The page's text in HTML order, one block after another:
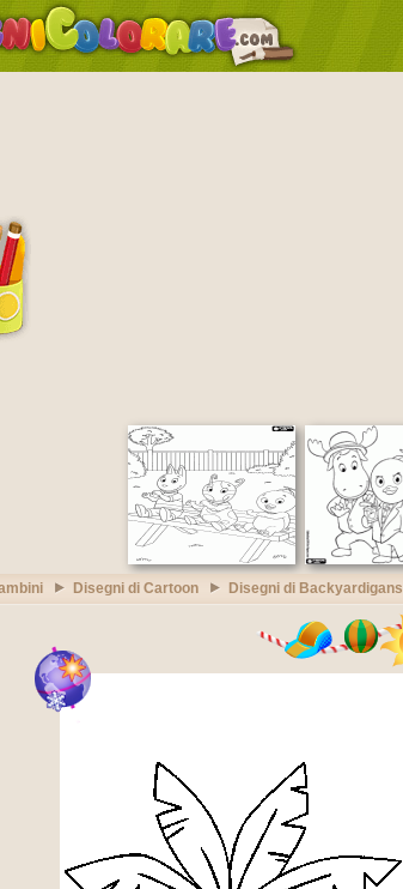
Disegni di Cartoon Disegni di Backyardigans